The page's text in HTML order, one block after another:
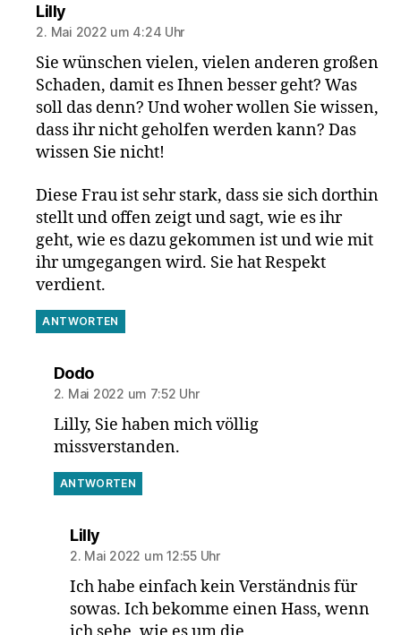
Lillysagt:
2. Mai 2022 um 4:24 Uhr
Sie wünschen vielen, vielen anderen großen
Schaden, damit es Ihnen besser geht? Was
soll das denn? Und woher wollen Sie wissen,
dass ihr nicht geholfen werden kann? Das
wissen Sie nicht!
Diese Frau ist sehr stark, dass sie sich dorthin
stellt und offen zeigt und sagt, wie es ihr
geht, wie es dazu gekommen ist und wie mit
ihr umgegangen wird. Sie hat Respekt
verdient.
ANTWORTEN
Dodosagt:
2. Mai 2022 um 7:52 Uhr
Lilly, Sie haben mich völlig
missverstanden.
ANTWORTEN
Lillysagt:
2. Mai 2022 um 12:55 Uhr
Ich habe einfach kein Verständnis für
sowas. Ich bekomme einen Hass, wenn